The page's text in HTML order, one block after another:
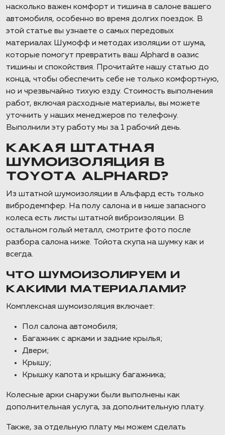
насколько важен комфорт и тишина в салоне вашего
автомобиля, особенно во время долгих поездок. В
этой статье вы узнаете о самых передовых
материалах Шумофф и методах изоляции от шума,
которые помогут превратить ваш Alphard в оазис
тишины и спокойствия. Прочитайте нашу статью до
конца, чтобы обеспечить себе не только комфортную,
но и чрезвычайно тихую езду. Стоимость выполнения
работ, включая расходные материалы, вы можете
уточнить у наших менеджеров по телефону.
Выполнили эту работу мы за 1 рабочий день.
КАКАЯ ШТАТНАЯ
ШУМОИЗОЛЯЦИЯ В
TOYOTA ALPHARD?
Из штатной шумоизоляции в Альфард есть только
вибродемпфер. На полу салона и в нише запасного
колеса есть листы штатной виброизоляции. В
остальном голый металл, смотрите фото после
разбора салона ниже. Тойота скупа на шумку как и
всегда.
ЧТО ШУМОИЗОЛИРУЕМ И
КАКИМИ МАТЕРИАЛАМИ?
Комплексная шумоизоляция включает:
Пол салона автомобиля;
Багажник с арками и задние крылья;
Двери;
Крышу;
Крышку капота и крышку багажника;
Колесные арки снаружи были выполнены как
дополнительная услуга, за дополнительную плату.
Также, за отдельную плату мы можем сделать